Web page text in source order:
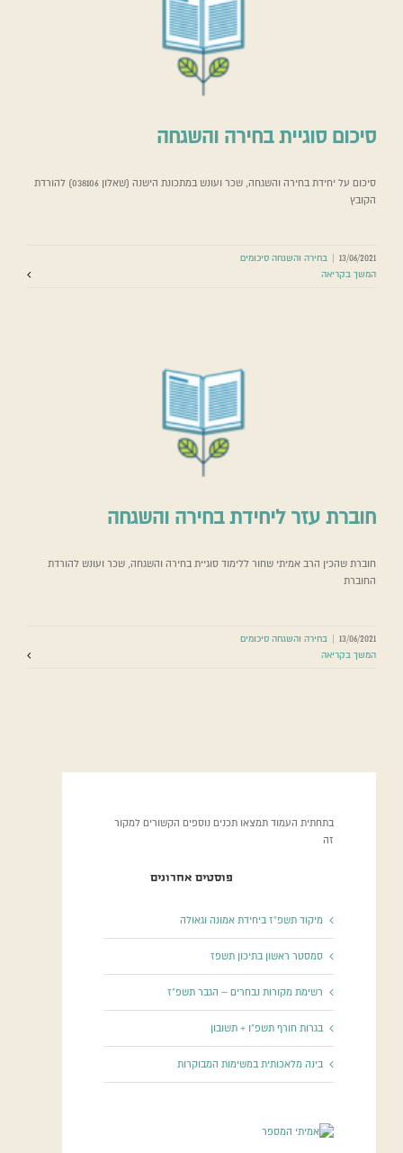
סיכום סוגיית בחירה והשגחה
סיכום על יחידת בחירה והשגחה, שכר ועונש במתכונת הישנה (שאלון 038106) להורדת
הקובץ
13/06/2021
בחירה והשגחה סיכומים
המשך בקריאה
חוברת עזר ליחידת בחירה והשגחה
חוברת שהכין הרב אמיתי שחור ללימוד סוגיית בחירה והשגחה, שכר ועונש להורדת
החוברת
13/06/2021
בחירה והשגחה סיכומים
המשך בקריאה
בתחתית העמוד תמצאו תכנים נוספים הקשורים למקור
זה
פוסטים אחרונים
מיקוד תשפ”ז ביחידת אמונה וגאולה
סמסטר ראשון בתיכון תשפז
רשימת מקורות נבחרים – הגבר תשפ”ז
בגרות חורף תשפ”ו + תשובון
בינה מלאכותית במשימות המבוקרות